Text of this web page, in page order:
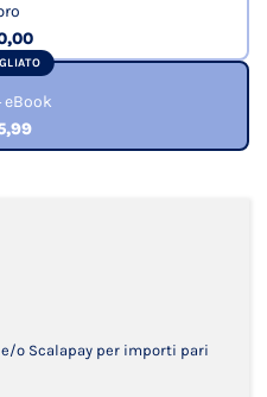
e/o Scalapay per importi pari
eBook